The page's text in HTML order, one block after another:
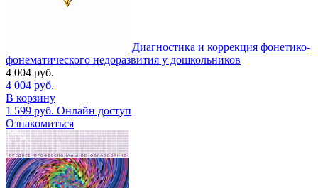
Диагностика и коррекция фонетико-
фонематического недоразвития у дошкольников
4 004 руб.
4 004 руб.
В корзину
1 599 руб. Онлайн доступ
Ознакомиться